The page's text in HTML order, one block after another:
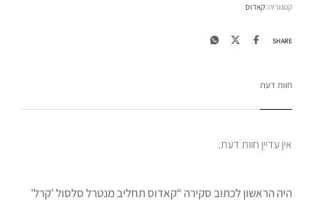
קטגוריה: קאדוס
SHARE
חוות דעת
אין עדיין חוות דעת.
היה הראשון לכתוב סקירה “קאדוס תחליב מנטרל סלסול 'קרל'